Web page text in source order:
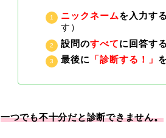
ニックネームを入力する
す）
設問のすべてに回答する
最後に
「診断する！」
一つでも不十分だと診断できません。